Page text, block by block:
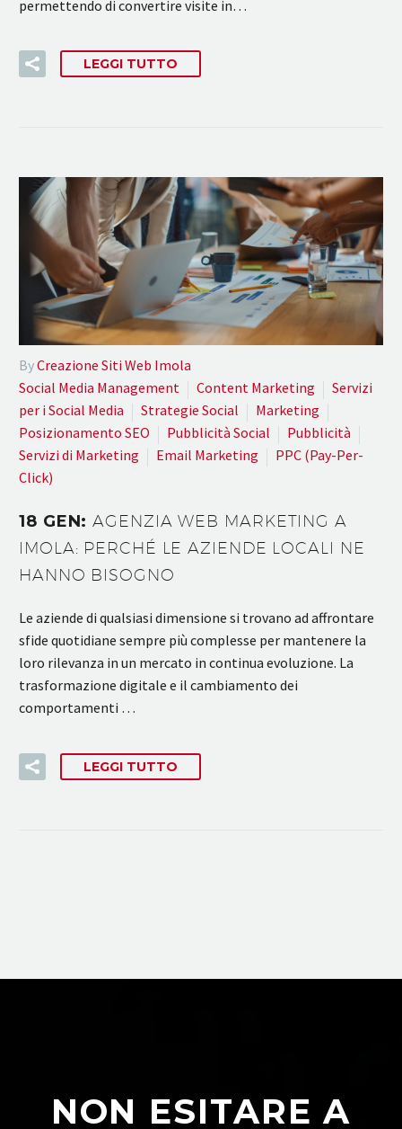
permettendo di convertire visite in…
LEGGI TUTTO
ByCreazione Siti Web Imola
Social Media Management
Content Marketing
Servizi
per i Social Media
Strategie Social
Marketing
Posizionamento SEO
Pubblicità Social
Pubblicità
Servizi di Marketing
Email Marketing
PPC (Pay-Per-
Click)
18 GEN:AGENZIA WEB MARKETING A
IMOLA: PERCHÉ LE AZIENDE LOCALI NE
HANNO BISOGNO
Le aziende di qualsiasi dimensione si trovano ad affrontare
sfide quotidiane sempre più complesse per mantenere la
loro rilevanza in un mercato in continua evoluzione. La
trasformazione digitale e il cambiamento dei
comportamenti …
LEGGI TUTTO
NON ESITARE A